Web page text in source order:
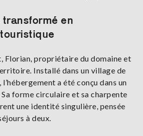
transformé en
Florian, propriétaire du domaine et
Installé dans un village de
l’hébergement a été conçu dans un
forme circulaire et sa charpente
une identité singulière, pensée
à deux.